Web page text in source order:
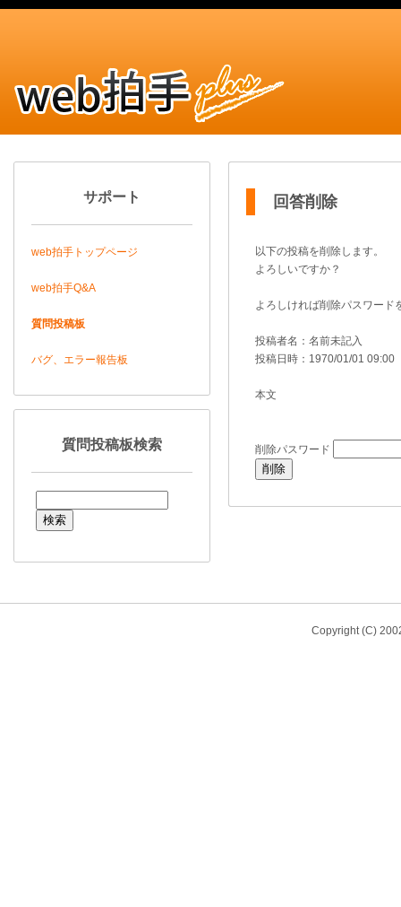
サポート
web拍手トップページ
web拍手Q&A
質問投稿板
バグ、エラー報告板
質問投稿板検索
回答削除
以下の投稿を削除します。
よろしいですか？
よろしければ削除パスワード
投稿者名：名前未記入
投稿日時：1970/01/01 09:00
本文
削除パスワード
Copyright (C)